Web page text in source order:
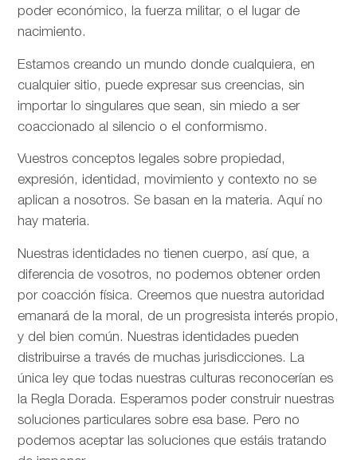
poder económico, la fuerza militar, o el lugar de
nacimiento.
Estamos creando un mundo donde cualquiera, en
cualquier sitio, puede expresar sus creencias, sin
importar lo singulares que sean, sin miedo a ser
coaccionado al silencio o el conformismo.
Vuestros conceptos legales sobre propiedad,
expresión, identidad, movimiento y contexto no se
aplican a nosotros. Se basan en la materia. Aquí no
hay materia.
Nuestras identidades no tienen cuerpo, así que, a
diferencia de vosotros, no podemos obtener orden
por coacción física. Creemos que nuestra autoridad
emanará de la moral, de un progresista interés propio,
y del bien común. Nuestras identidades pueden
distribuirse a través de muchas jurisdicciones. La
única ley que todas nuestras culturas reconocerían es
la Regla Dorada. Esperamos poder construir nuestras
soluciones particulares sobre esa base. Pero no
podemos aceptar las soluciones que estáis tratando